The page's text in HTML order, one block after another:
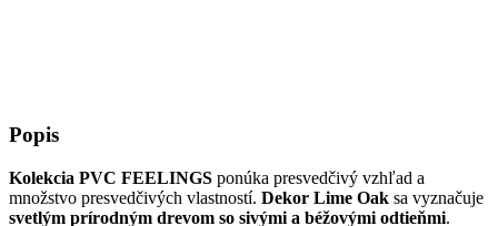
Popis
Kolekcia PVC FEELINGS ponúka presvedčivý vzhľad a
množstvo presvedčivých vlastností. Dekor Lime Oak sa vyznačuje
svetlým prírodným drevom so sivými a béžovými odtieňmi.